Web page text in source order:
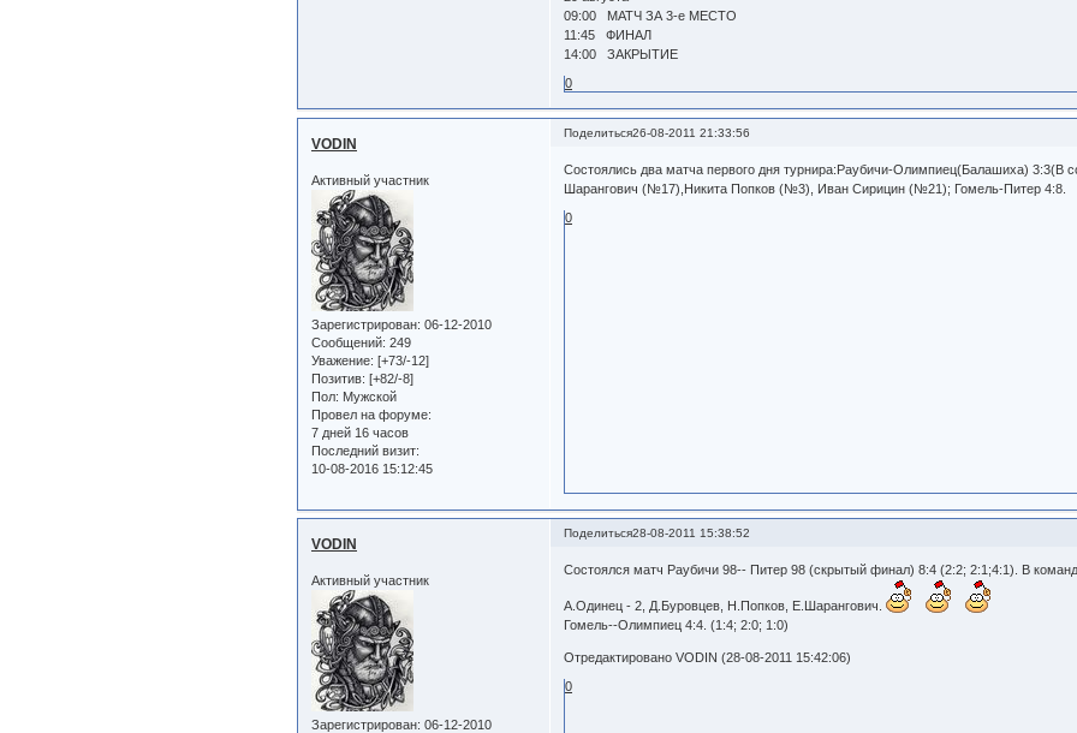
09:00 МАТЧ ЗА 3-е МЕСТО
11:45 ФИНАЛ
14:00 ЗАКРЫТИЕ
0
Поделиться26-08-2011 21:33:56
VODIN
Активный участник
Зарегистрирован: 06-12-2010
Сообщений: 249
Уважение: [+73/-12]
Позитив: [+82/-8]
Пол: Мужской
Провел на форуме:
7 дней 16 часов
Последний визит:
10-08-2016 15:12:45
Состоялись два матча первого дня турнира:Раубичи-Олимпиец(Балашиха) 3:3(В
Шарангович (№17),Никита Попков (№3), Иван Сирицин (№21); Гомель-Питер 4:8.
0
Поделиться28-08-2011 15:38:52
VODIN
Активный участник
Зарегистрирован: 06-12-2010
Состоялся матч Раубичи 98-- Питер 98 (скрытый финал) 8:4 (2:2; 2:1;4:1). В
А.Одинец - 2, Д.Буровцев, Н.Попков, Е.Шарангович.
Гомель--Олимпиец 4:4. (1:4; 2:0; 1:0)
Отредактировано VODIN (28-08-2011 15:42:06)
0